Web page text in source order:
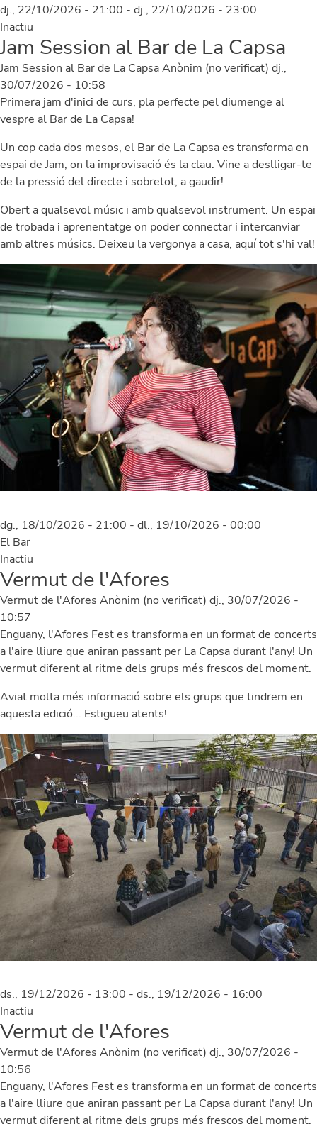
dj., 22/10/2026 - 21:00 - dj., 22/10/2026 - 23:00
Inactiu
Jam Session al Bar de La Capsa
Jam Session al Bar de La CapsaAnònim (no verificat) dj.,
30/07/2026 - 10:58
Primera jam d'inici de curs, pla perfecte pel diumenge al
vespre al Bar de La Capsa!
Un cop cada dos mesos, el Bar de La Capsa es transforma en
espai de Jam, on la improvisació és la clau. Vine a deslligar-te
de la pressió del directe i sobretot, a gaudir!
Obert a qualsevol músic i amb qualsevol instrument. Un espai
de trobada i aprenentatge on poder connectar i intercanviar
amb altres músics. Deixeu la vergonya a casa, aquí tot s'hi val!
dg., 18/10/2026 - 21:00 - dl., 19/10/2026 - 00:00
El Bar
Inactiu
Vermut de l'Afores
Vermut de l'Afores Anònim (no verificat) dj., 30/07/2026 -
10:57
Enguany, l'Afores Fest es transforma en un format de concerts
a l'aire lliure que aniran passant per La Capsa durant l'any! Un
vermut diferent al ritme dels grups més frescos del moment.
Aviat molta més informació sobre els grups que tindrem en
aquesta edició... Estigueu atents!
Image
ds., 19/12/2026 - 13:00 - ds., 19/12/2026 - 16:00
Inactiu
Vermut de l'Afores
Vermut de l'Afores Anònim (no verificat) dj., 30/07/2026 -
10:56
Enguany, l'Afores Fest es transforma en un format de concerts
a l'aire lliure que aniran passant per La Capsa durant l'any! Un
vermut diferent al ritme dels grups més frescos del moment.